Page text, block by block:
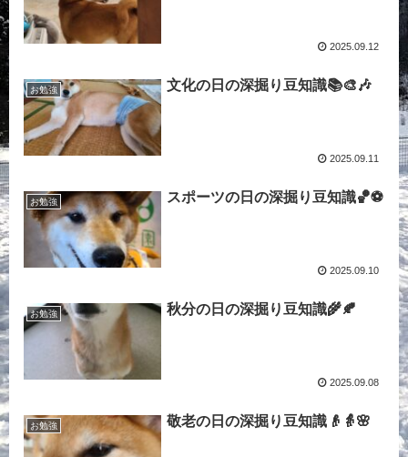
2025.09.12
お勉強 文化の日の深掘り豆知識📚🎨🎶
2025.09.11
お勉強 スポーツの日の深掘り豆知識🏀⚽
2025.09.10
お勉強 秋分の日の深掘り豆知識🌾🍂
2025.09.08
お勉強 敬老の日の深掘り豆知識👴👵🌸